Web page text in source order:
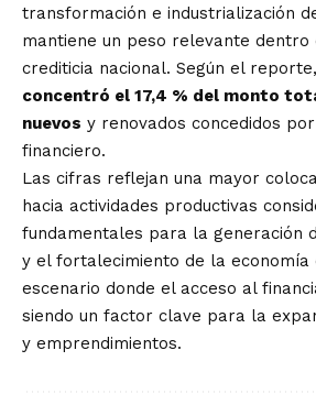
transformación e industrialización
mantiene un peso relevante
crediticia nacional. Según el reporte,
concentró el 17,4 % del monto
nuevos y renovados concedidos
financiero.
Las cifras reflejan una mayor
hacia actividades productivas
fundamentales para la generación
y el fortalecimiento de la economía
escenario donde el acceso al
siendo un factor clave para la
y emprendimientos.